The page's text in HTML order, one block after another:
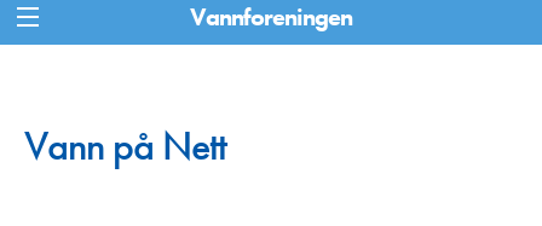
Vannforeningen
Vann på Nett